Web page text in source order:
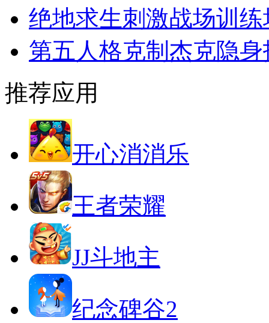
绝地求生刺激战场训
第五人格克制杰克隐
推荐应用
开心消消乐
王者荣耀
JJ斗地主
纪念碑谷2